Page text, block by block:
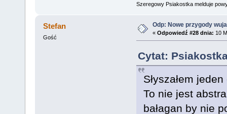
Szeregowy Psiakostka melduje
Stefan
Gość
Odp: Nowe przygody
« Odpowiedź #28 dnia: 10
Cytat:
Słyszałem
To nie jest
bałagan by nie